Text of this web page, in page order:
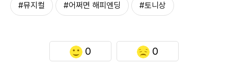
#뮤지컬 #어쩌면 해피엔딩 #토니상
0 0